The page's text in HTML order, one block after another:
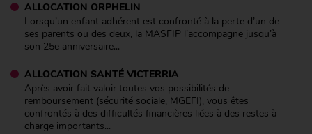
ALLOCATION ORPHELIN
Lorsqu’un enfant adhérent est confronté à la perte d’un de
ses parents ou des deux, la MASFIP l’accompagne jusqu’à
son 25e anniversaire...
ALLOCATION SANTÉ VICTERRIA
Après avoir fait valoir toutes vos possibilités de
remboursement (sécurité sociale, MGEFI), vous êtes
confrontés à des difficultés financières liées à des restes à
charge importants...